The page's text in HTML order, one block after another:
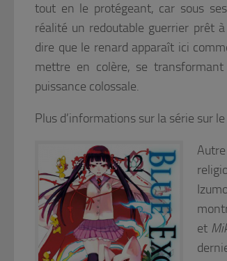
tout en le protégeant, car sous
réalité un redoutable guerrier prêt
dire que le renard apparaît ici
mettre en colère, se
puissance colossale.
Plus d’informations sur la série sur
et